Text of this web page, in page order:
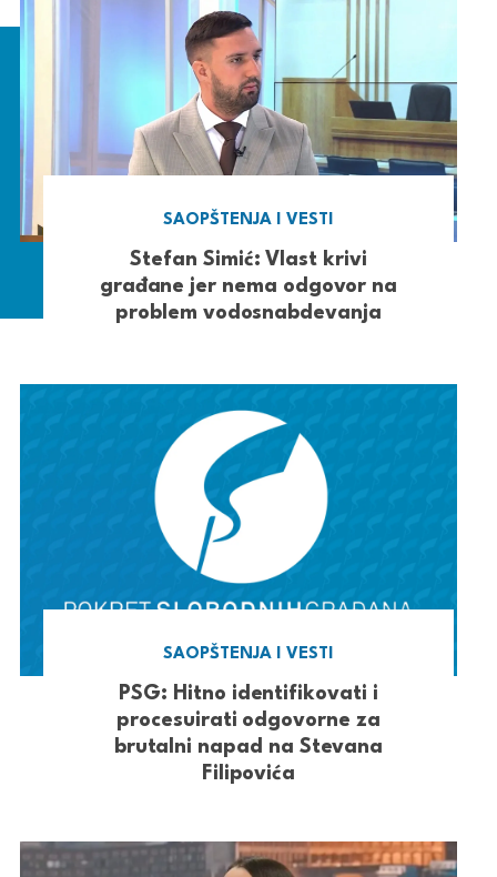
SAOPŠTENJA I VESTI
Stefan Simić: Vlast krivi
građane jer nema odgovor na
problem vodosnabdevanja
SAOPŠTENJA I VESTI
PSG: Hitno identifikovati i
procesuirati odgovorne za
brutalni napad na Stevana
Filipovića